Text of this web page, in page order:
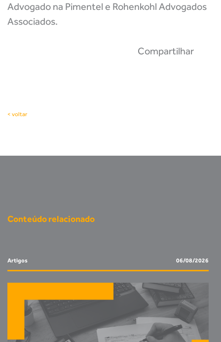
Advogado na Pimentel e Rohenkohl Advogados
Associados.
Compartilhar
< voltar
Conteúdo relacionado
Artigos 06/08/2026